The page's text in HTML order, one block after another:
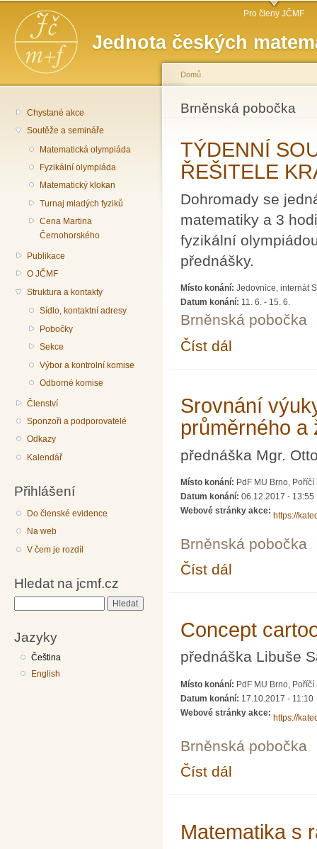
Jednota českých
Hlavní menu Pro členy JČMF
Chystané akce
Soutěže a semináře
Matematická olympiáda
Fyzikální olympiáda
Matematický klokan
Turnaj mladých fyziků
Cena Martina
Černohorského
Publikace
O JČMF
Struktura a kontakty
Sídlo, kontaktní adresy
Pobočky
Sekce
Výbor a kontrolní komise
Odborné komise
Členství
Sponzoři a podporovatelé
Odkazy
Kalendář
Přihlášení
Do členské evidence
Na web
V čem je rozdíl
Hledat na jcmf.cz
Jazyky
Čeština
English
Jste zde
Domů
Brněnská pobočka
TÝDENNÍ
ŘEŠITELE
Dohromady se
matematiky a 3
fyzikální
přednášky.
Místo konání: Jedovnice, internát
Datum konání: 11. 6. - 15. 6.
Brněnská pobočka
Číst dál
Srovnání
průměrného a
přednáška Mgr.
Místo konání: PdF MU Brno,
Datum konání: 06.12.2017 - 13:55
Webové stránky akce:
https://
Brněnská pobočka
Číst dál
Concept
přednáška Libuše
Místo konání: PdF MU Brno,
Datum konání: 17.10.2017 - 11:10
Webové stránky akce:
https://
Brněnská pobočka
Číst dál
Matematika s